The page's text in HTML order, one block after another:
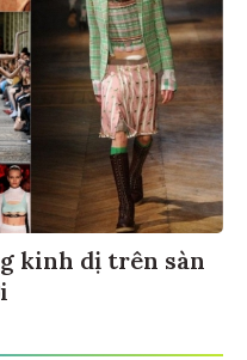
kinh dị trên sàn